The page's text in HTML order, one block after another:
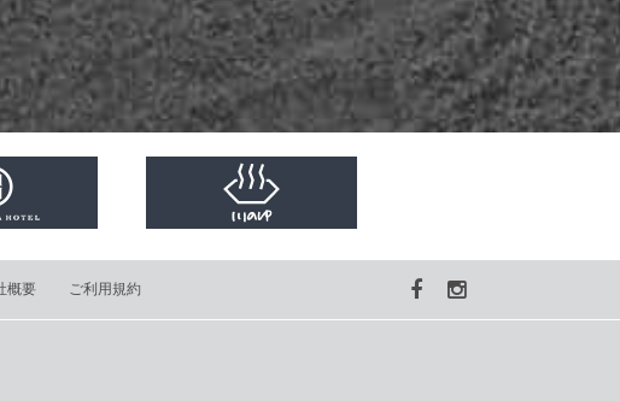
概要 ご利用規約